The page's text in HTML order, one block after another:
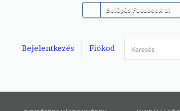
Belépés Facebook-al
Fiókod
Bejelentkezés